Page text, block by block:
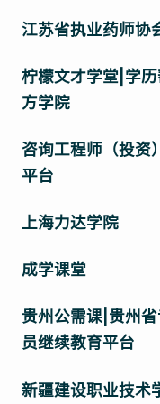
江苏省执业药师协
柠檬文才学堂|学
方学院
咨询工程师（投资
平台
上海力达学院
成学课堂
贵州公需课|贵州
员继续教育平台
新疆建设职业技术